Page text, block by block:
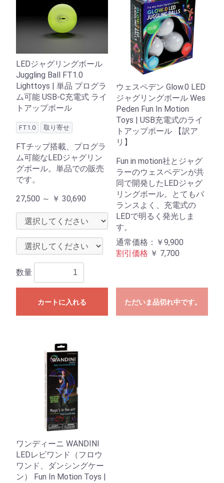
LEDジャグリングボール
Juggling Ball FT1.0
Lighttoys | 単品 プログラ
ム可能 USB-C充電式 ライ
トアップボール
FT1.0 取り寄せ
FTチップ搭載、プログラ
ム可能なLEDジャグリン
グボール。単品での販売
です。
27,500 ～ ￥ 30,690
数量
カートに入れる
ウェスペデン Glow.0 LED
ジャグリングボール Wes
Peden Fun In Motion
Toys | USB充電式のライ
トアップボール 【訳ア
リ】
Fun in motion社とジャグ
ラーのウェスペデンが共
同で開発したLEDジャグ
リングボール。とてもバ
ランスよく、充電式の
LEDで明るく発光しま
す。
通常価格：￥9,900
割引価格 ￥ 7,700
ただいま品切れ中です。
ワンディーニ WANDINI
LEDレビワンド（フロウ
ワンド、ダンシングケー
ン） Fun In Motion Toys |